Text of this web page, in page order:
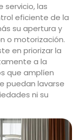
servicio, las
eficiente de la
su apertura y
o motorización.
en priorizar la
a la
que amplíen
puedan lavarse
ni su